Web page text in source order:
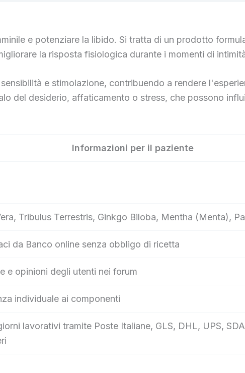
e potenziare la libido. Si tratta di un prodotto
la risposta fisiologica durante i momenti di
e stimolazione, contribuendo a rendere
del desiderio, affaticamento o stress, che possono
Informazioni per il paziente
Tribulus Terrestris, Ginkgo Biloba, Mentha (Menta),
da Banco online senza obbligo di ricetta
e opinioni degli utenti nei forum
individuale ai componenti
lavorativi tramite Poste Italiane, GLS, DHL, UPS,